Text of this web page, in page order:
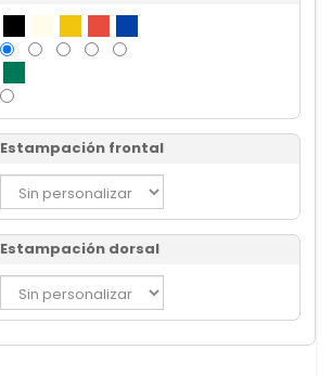
Estampación frontal
Estampación dorsal